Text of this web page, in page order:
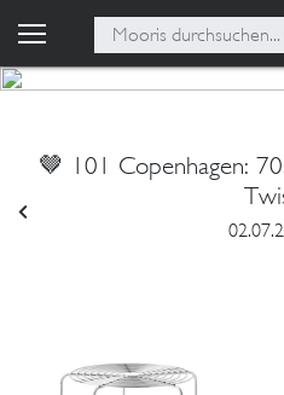
🤎 101 Copenhagen: